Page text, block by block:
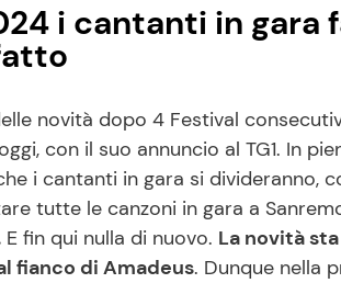
i cantanti in gara
novità dopo 4 Festival
con il suo annuncio al TG1. In
i cantanti in gara si divideranno,
tutte le canzoni in gara a
E fin qui nulla di nuovo. La novità
fianco di Amadeus. Dunque nella